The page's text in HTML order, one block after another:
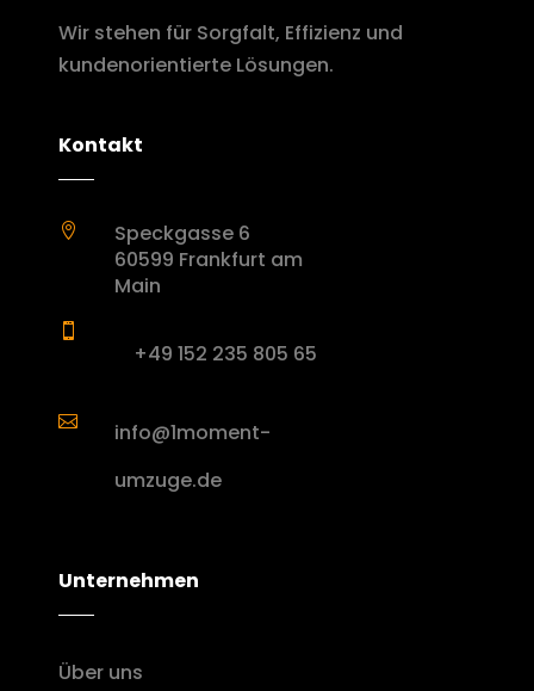
Wir stehen für Sorgfalt, Effizienz und
kundenorientierte Lösungen.
Kontakt

Speckgasse 6
60599 Frankfurt am
Main

+49 152 235 805 65

info@1moment-
umzuge.de
Unternehmen
Über uns